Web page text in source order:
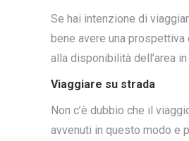
Se hai intenzione di
bene avere una
alla disponibilità dell’area
Viaggiare su strada
Non c’è dubbio che il
avvenuti in questo modo e